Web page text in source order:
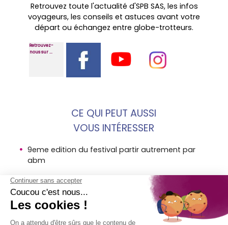
Retrouvez toute l'actualité d'SPB SAS, les infos
voyageurs, les conseils et astuces avant votre
départ ou échangez entre globe-trotteurs.
Retrouvez-
nous sur ...
CE QUI PEUT AUSSI
VOUS INTÉRESSER
9eme edition du festival partir autrement par
abm
paris travelers festival abm avi assurance
globetrotter
avi partenaire festival globe trotters abm lille